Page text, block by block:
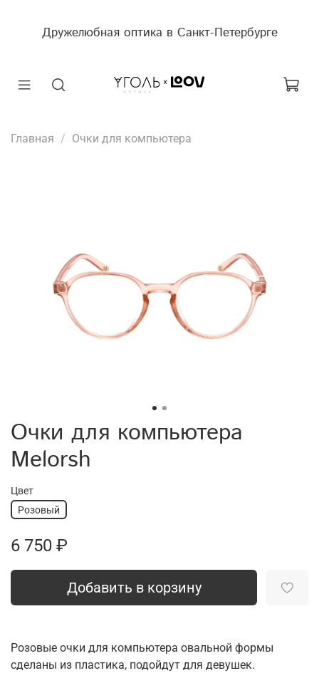
Дружелюбная оптика в Санкт-Петербурге
Главная Очки для компьютера
Очки для компьютера
Melorsh
Цвет
Розовый
6 750 ₽
Добавить в корзину
Розовые очки для компьютера овальной формы
сделаны из пластика, подойдут для девушек.